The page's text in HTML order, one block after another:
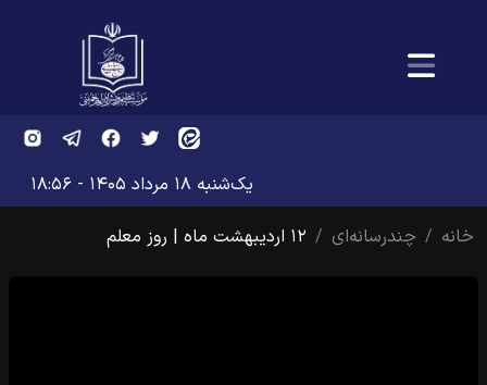
یک‌شنبه ۱۸ مرداد ۱۴۰۵ - ۱۸:۵۶
خانه
چندرسانه‌ای ۱۲ اردیبهشت ماه | روز معلم